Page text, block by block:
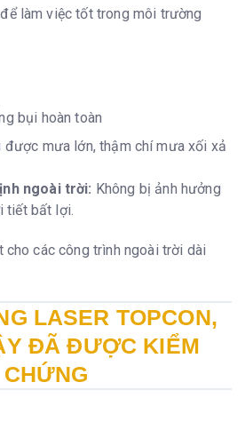
làm việc tốt trong môi trường
bụi hoàn toàn
được mưa lớn, thậm chí mưa xối xả
ngoài trời: Không bị ảnh hưởng
tiết bất lợi.
cho các công trình ngoài trời dài
LASER TOPCON,
ĐÃ ĐƯỢC KIỂM
CHỨNG